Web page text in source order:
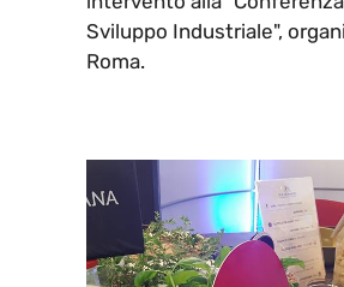
Sviluppo Industriale",
Roma.